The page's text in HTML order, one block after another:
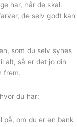
har, når de skal
de selv godt kan
som du selv synes
alt, så er det jo din
frem.
du har:
om du er en bank